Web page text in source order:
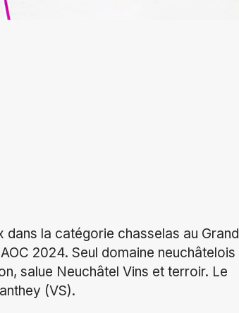
la catégorie chasselas au Grand
2024. Seul domaine neuchâtelois
salue Neuchâtel Vins et terroir. Le
(VS).